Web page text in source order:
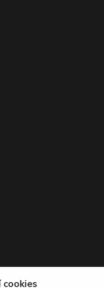
cookies